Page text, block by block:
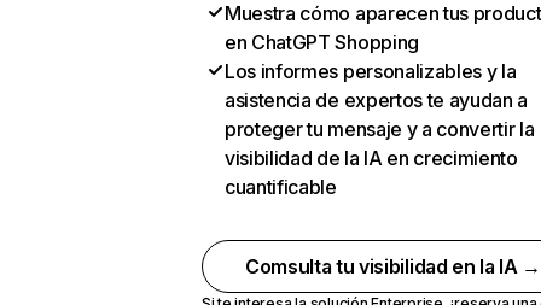
Muestra cómo aparecen tus
en ChatGPT Shopping
Los informes personalizables y la
asistencia de expertos te ayudan a
proteger tu mensaje y a convertir la
visibilidad de la IA en crecimiento
cuantificable
Comsulta tu visibilidad en la IA →